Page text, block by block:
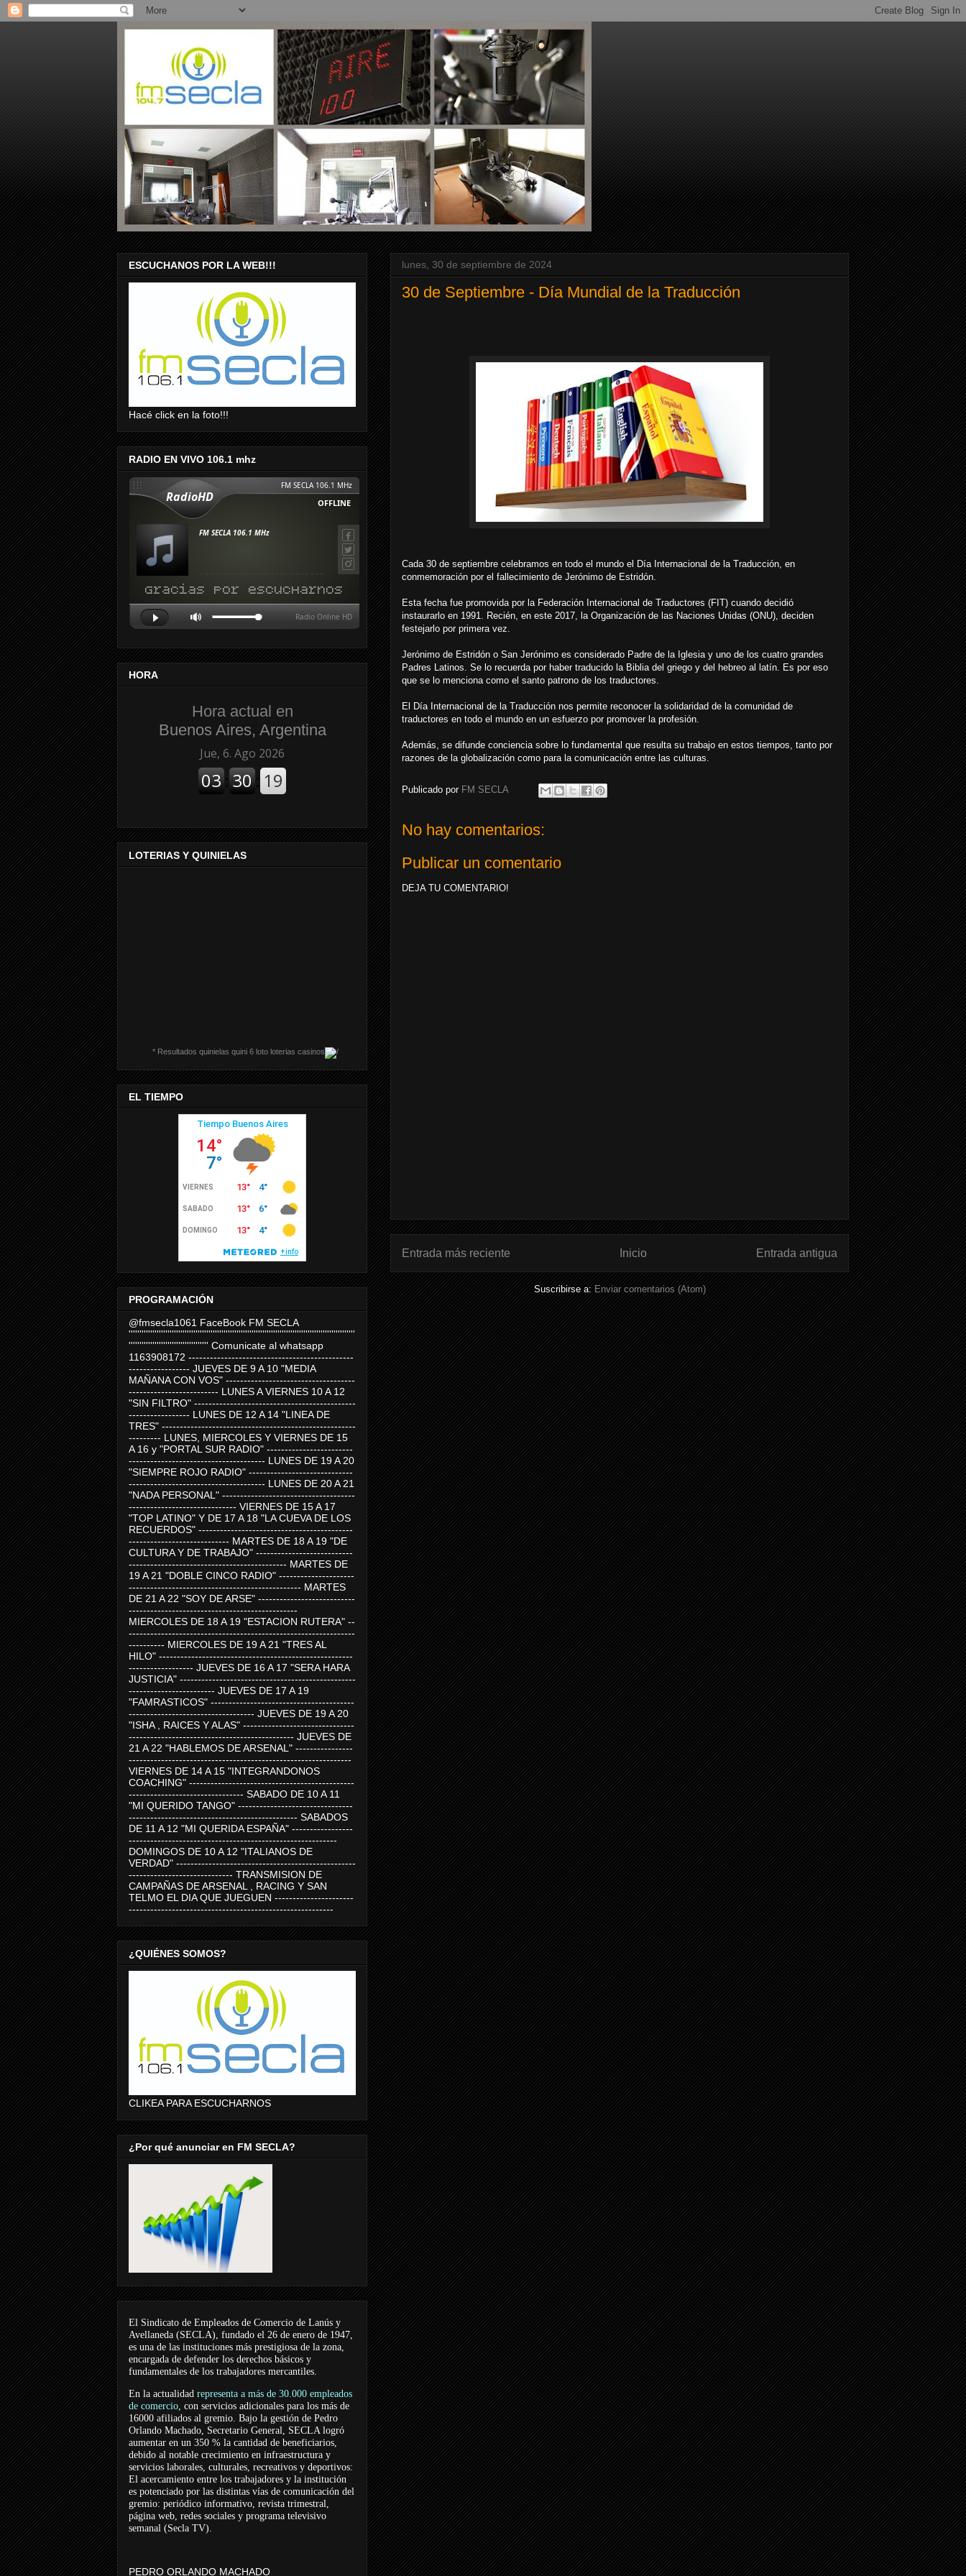
lunes, 30 de septiembre de 2024
30 de Septiembre - Día Mundial de la Traducción
Cada 30 de septiembre celebramos en todo el mundo el Día Internacional de la Traducción, en
conmemoración por el fallecimiento de Jerónimo de Estridón.
Esta fecha fue promovida por la Federación Internacional de Traductores (FIT) cuando decidió
instaurarlo en 1991. Recién, en este 2017, la Organización de las Naciones Unidas (ONU), deciden
festejarlo por primera vez.
Jerónimo de Estridón o San Jerónimo es considerado Padre de la Iglesia y uno de los cuatro grandes
Padres Latinos. Se lo recuerda por haber traducido la Biblia del griego y del hebreo al latín. Es por eso
que se lo menciona como el santo patrono de los traductores.
El Día Internacional de la Traducción nos permite reconocer la solidaridad de la comunidad de
traductores en todo el mundo en un esfuerzo por promover la profesión.
Además, se difunde conciencia sobre lo fundamental que resulta su trabajo en estos tiempos, tanto por
razones de la globalización como para la comunicación entre las culturas.
Publicado por FM SECLA
No hay comentarios:
Publicar un comentario
DEJA TU COMENTARIO!
Entrada más reciente Entrada antigua
Inicio
Suscribirse a: Enviar comentarios (Atom)
ESCUCHANOS POR LA WEB!!!
Hacé click en la foto!!!
RADIO EN VIVO 106.1 mhz
HORA
Hora actual en
Buenos Aires, Argentina
LOTERIAS Y QUINIELAS
* Resultados quinielas quini 6 loto loterias casinos
EL TIEMPO
PROGRAMACIÓN
@fmsecla1061 FaceBook FM SECLA
'''''''''''''''''''''''''''''''''''''''''''''''''''''''''''''''''''''''''''''''''''''''''''''''''''''''''
''''''''''''''''''''''''''''''''''''' Comunicate al whatsapp
1163908172 ----------------------------------------------
----------------- JUEVES DE 9 A 10 "MEDIA
MAÑANA CON VOS" ------------------------------------
------------------------- LUNES A VIERNES 10 A 12
"SIN FILTRO" ---------------------------------------------
----------------- LUNES DE 12 A 14 "LINEA DE
TRES" ------------------------------------------------------
--------- LUNES, MIERCOLES Y VIERNES DE 15
A 16 y "PORTAL SUR RADIO" ------------------------
-------------------------------------- LUNES DE 19 A 20
"SIEMPRE ROJO RADIO" -----------------------------
-------------------------------------- LUNES DE 20 A 21
"NADA PERSONAL" -------------------------------------
------------------------------ VIERNES DE 15 A 17
"TOP LATINO" Y DE 17 A 18 "LA CUEVA DE LOS
RECUERDOS" -------------------------------------------
---------------------------- MARTES DE 18 A 19 "DE
CULTURA Y DE TRABAJO" ---------------------------
-------------------------------------------- MARTES DE
19 A 21 "DOBLE CINCO RADIO" ---------------------
------------------------------------------------ MARTES
DE 21 A 22 "SOY DE ARSE" ---------------------------
-----------------------------------------------
MIERCOLES DE 18 A 19 "ESTACION RUTERA" --
---------------------------------------------------------------
---------- MIERCOLES DE 19 A 21 "TRES AL
HILO" ------------------------------------------------------
------------------ JUEVES DE 16 A 17 "SERA HARA
JUSTICIA" -------------------------------------------------
------------------------ JUEVES DE 17 A 19
"FAMRASTICOS" ----------------------------------------
----------------------------------- JUEVES DE 19 A 20
"ISHA , RAICES Y ALAS" -------------------------------
---------------------------------------------- JUEVES DE
21 A 22 "HABLEMOS DE ARSENAL" ----------------
--------------------------------------------------------------
VIERNES DE 14 A 15 "INTEGRANDONOS
COACHING" ----------------------------------------------
-------------------------------- SABADO DE 10 A 11
"MI QUERIDO TANGO" --------------------------------
----------------------------------------------- SABADOS
DE 11 A 12 "MI QUERIDA ESPAÑA" -----------------
----------------------------------------------------------
DOMINGOS DE 10 A 12 "ITALIANOS DE
VERDAD" --------------------------------------------------
----------------------------- TRANSMISION DE
CAMPAÑAS DE ARSENAL , RACING Y SAN
TELMO EL DIA QUE JUEGUEN ----------------------
---------------------------------------------------------
¿QUIÉNES SOMOS?
CLIKEA PARA ESCUCHARNOS
¿Por qué anunciar en FM SECLA?
El Sindicato de Empleados de Comercio de Lanús y
Avellaneda (SECLA), fundado el 26 de enero de 1947,
es una de las instituciones más prestigiosa de la zona,
encargada de defender los derechos básicos y
fundamentales de los trabajadores mercantiles.
En la actualidad representa a más de 30.000 empleados
de comercio, con servicios adicionales para los más de
16000 afiliados al gremio. Bajo la gestión de Pedro
Orlando Machado, Secretario General, SECLA logró
aumentar en un 350 % la cantidad de beneficiarios,
debido al notable crecimiento en infraestructura y
servicios laborales, culturales, recreativos y deportivos:
El acercamiento entre los trabajadores y la institución
es potenciado por las distintas vías de comunicación del
gremio: periódico informativo, revista trimestral,
página web, redes sociales y programa televisivo
semanal (Secla TV).
PEDRO ORLANDO MACHADO